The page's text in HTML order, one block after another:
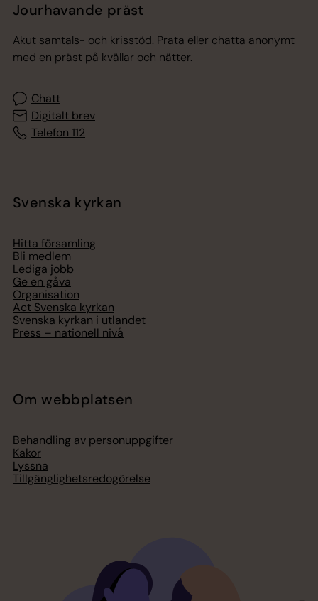
Jourhavande präst
Akut samtals- och krisstöd. Prata eller chatta anonymt
med en präst på kvällar och nätter.
Chatt
Digitalt brev
Telefon 112
Svenska kyrkan
Hitta församling
Bli medlem
Lediga jobb
Ge en gåva
Organisation
Act Svenska kyrkan
Svenska kyrkan i utlandet
Press – nationell nivå
Om webbplatsen
Behandling av personuppgifter
Kakor
Lyssna
Tillgänglighetsredogörelse